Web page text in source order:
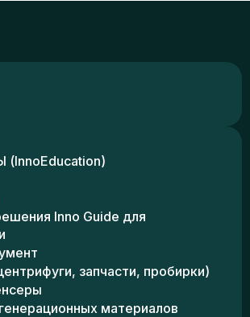
Inno Guide для
запчасти, пробирки)
материалов